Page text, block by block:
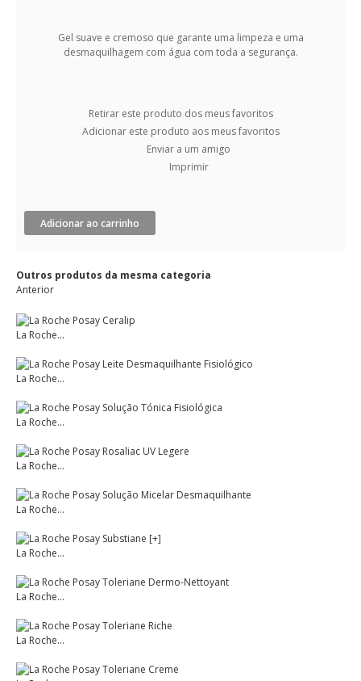
Gel suave e cremoso que garante uma limpeza e uma
desmaquilhagem com água com toda a segurança.
Retirar este produto dos meus favoritos
Adicionar este produto aos meus favoritos
Enviar a um amigo
Imprimir
Adicionar ao carrinho
Outros produtos da mesma categoria
Anterior
La Roche...
La Roche...
La Roche...
La Roche...
La Roche...
La Roche...
La Roche...
La Roche...